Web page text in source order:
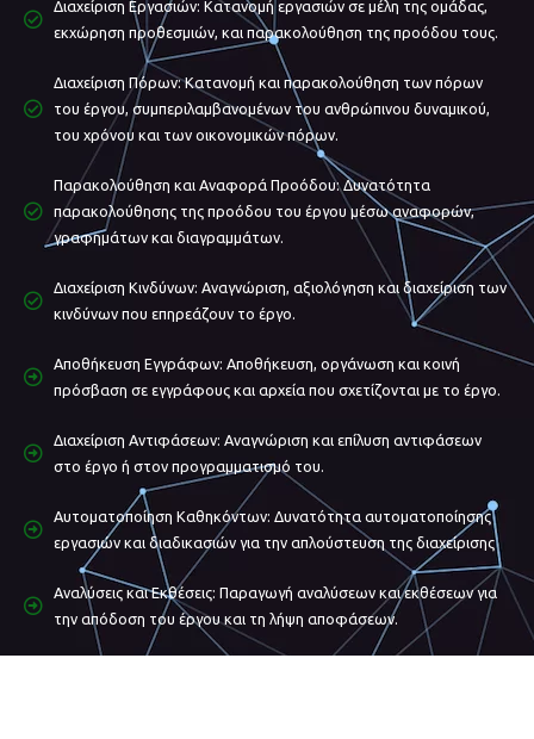
Διαχείριση Εργασιών: Κατανομή εργασιών σε μέλη της ομάδας,
εκχώρηση προθεσμιών, και παρακολούθηση της προόδου τους.
Διαχείριση Πόρων: Κατανομή και παρακολούθηση των πόρων
του έργου, συμπεριλαμβανομένων του ανθρώπινου δυναμικού,
του χρόνου και των οικονομικών πόρων.
Παρακολούθηση και Αναφορά Προόδου: Δυνατότητα
παρακολούθησης της προόδου του έργου μέσω αναφορών,
γραφημάτων και διαγραμμάτων.
Διαχείριση Κινδύνων: Αναγνώριση, αξιολόγηση και διαχείριση των
κινδύνων που επηρεάζουν το έργο.
Αποθήκευση Εγγράφων: Αποθήκευση, οργάνωση και κοινή
πρόσβαση σε εγγράφους και αρχεία που σχετίζονται με το έργο.
Διαχείριση Αντιφάσεων: Αναγνώριση και επίλυση αντιφάσεων
στο έργο ή στον προγραμματισμό του.
Αυτοματοποίηση Καθηκόντων: Δυνατότητα αυτοματοποίησης
εργασιών και διαδικασιών για την απλούστευση της διαχείρισης
Αναλύσεις και Εκθέσεις: Παραγωγή αναλύσεων και εκθέσεων για
την απόδοση του έργου και τη λήψη αποφάσεων.